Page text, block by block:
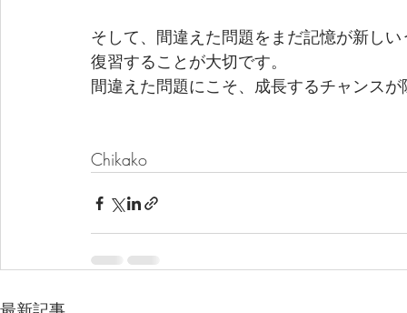
そして、間違えた問題をまだ記憶が新しい
復習することが大切です。
間違えた問題にこそ、成長するチャンス
Chikako